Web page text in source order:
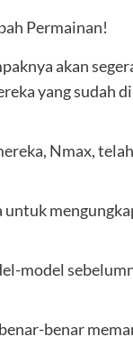
akan
yang sudah
Nmax,
model
benar